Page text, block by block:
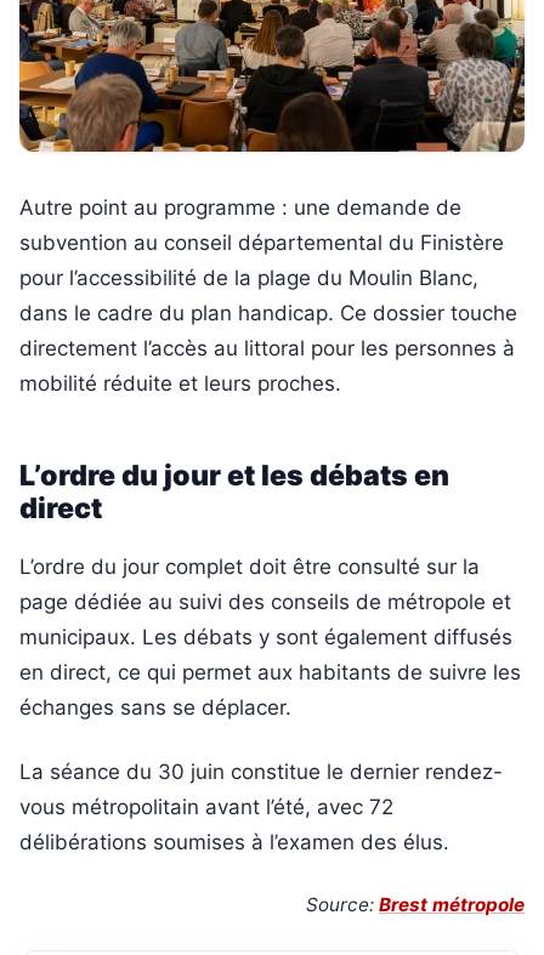
Autre point au programme : une demande de
subvention au conseil départemental du Finistère
pour l’accessibilité de la plage du Moulin Blanc,
dans le cadre du plan handicap. Ce dossier touche
directement l’accès au littoral pour les personnes à
mobilité réduite et leurs proches.
L’ordre du jour et les débats en
direct
L’ordre du jour complet doit être consulté sur la
page dédiée au suivi des conseils de métropole et
municipaux. Les débats y sont également diffusés
en direct, ce qui permet aux habitants de suivre les
échanges sans se déplacer.
La séance du 30 juin constitue le dernier rendez-
vous métropolitain avant l’été, avec 72
délibérations soumises à l’examen des élus.
Source: Brest métropole